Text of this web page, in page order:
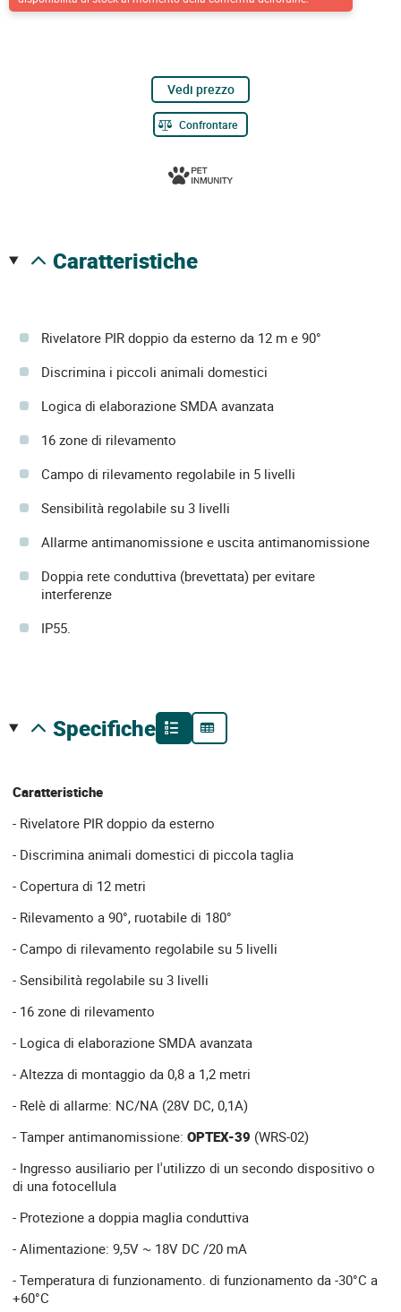
Vedi prezzo
Confrontare
caratteristiche
Rivelatore PIR doppio da esterno da 12 m e 90°
Discrimina i piccoli animali domestici
Logica di elaborazione SMDA avanzata
16 zone di rilevamento
Campo di rilevamento regolabile in 5 livelli
Sensibilità regolabile su 3 livelli
Allarme antimanomissione e uscita antimanomissione
Doppia rete conduttiva (brevettata) per evitare
interferenze
IP55.
specifiche
Caratteristiche
- Rivelatore PIR doppio da esterno
- Discrimina animali domestici di piccola taglia
- Copertura di 12 metri
- Rilevamento a 90°, ruotabile di 180°
- Campo di rilevamento regolabile su 5 livelli
- Sensibilità regolabile su 3 livelli
- 16 zone di rilevamento
- Logica di elaborazione SMDA avanzata
- Altezza di montaggio da 0,8 a 1,2 metri
- Relè di allarme: NC/NA (28V DC, 0,1A)
- Tamper antimanomissione: OPTEX-39 (WRS-02)
- Ingresso ausiliario per l'utilizzo di un secondo dispositivo o
di una fotocellula
- Protezione a doppia maglia conduttiva
- Alimentazione: 9,5V ~ 18V DC /20 mA
- Temperatura di funzionamento. di funzionamento da -30°C a
+60°C